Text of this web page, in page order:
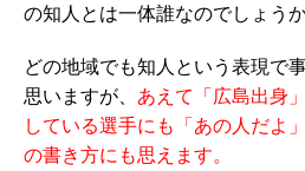
の知人とは一体誰なのでしょう
どの地域でも知人という表現で
思いますが、 あえて「広島出身
している選手にも「あの人だよ
の書き方にも思えます。